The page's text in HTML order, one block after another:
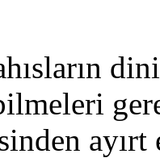
ayırt